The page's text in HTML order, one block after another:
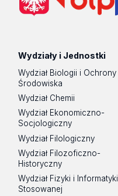
Wydziały i Jednostki
Wydział Biologii i Ochrony
Środowiska
Wydział Chemii
Wydział Ekonomiczno-
Socjologiczny
Wydział Filologiczny
Wydział Filozoficzno-
Historyczny
Wydział Fizyki i Informatyki
Stosowanej